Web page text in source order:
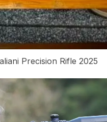
Precision Rifle 2025